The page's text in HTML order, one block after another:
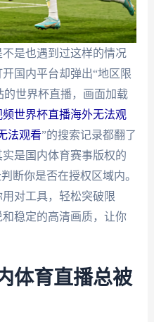
是也遇到过这样的情况
国内平台却弹出“地区限
世界杯直播，画面加载
世界杯直播海外无法观
法观看”的搜索记录都翻了
是国内体育赛事版权的
断你是否在授权区域内。
对工具，轻松突破限
稳定的高清画质，让你
体育直播总被